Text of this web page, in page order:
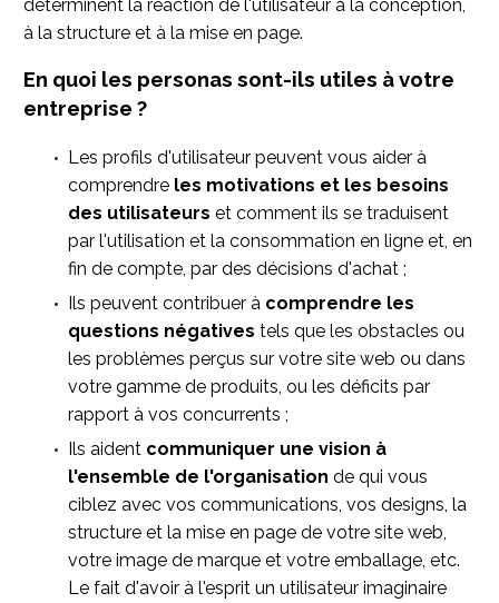
déterminent la réaction de l'utilisateur à la conception,
à la structure et à la mise en page.
En quoi les personas sont-ils utiles à votre
entreprise ?
Les profils d'utilisateur peuvent vous aider à
comprendre les motivations et les besoins
des utilisateurs et comment ils se traduisent
par l'utilisation et la consommation en ligne et, en
fin de compte, par des décisions d'achat ;
Ils peuvent contribuer à comprendre les
questions négatives tels que les obstacles ou
les problèmes perçus sur votre site web ou dans
votre gamme de produits, ou les déficits par
rapport à vos concurrents ;
Ils aident communiquer une vision à
l'ensemble de l'organisation de qui vous
ciblez avec vos communications, vos designs, la
structure et la mise en page de votre site web,
votre image de marque et votre emballage, etc.
Le fait d'avoir à l'esprit un utilisateur imaginaire